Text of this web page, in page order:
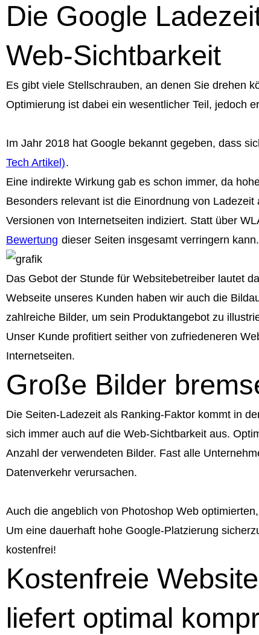
Die Google
Web-Sichtbarkeit
Es gibt viele Stellschrauben, an denen Sie drehen
Optimierung ist dabei ein wesentlicher Teil, jedoch
Im Jahr 2018 hat Google bekannt gegeben, dass
Tech Artikel).
Eine indirekte Wirkung gab es schon immer, da
Besonders relevant ist die Einordnung von
Versionen von Internetseiten indiziert. Statt über
Bewertung dieser Seiten insgesamt verringern kann.
Das Gebot der Stunde für Websitebetreiber lautet
Webseite unseres Kunden haben wir auch die
zahlreiche Bilder, um sein Produktangebot zu
Unser Kunde profitiert seither von zufriedeneren
Internetseiten.
Große Bilder
Die Seiten-Ladezeit als Ranking-Faktor kommt in
sich immer auch auf die Web-Sichtbarkeit aus.
Anzahl der verwendeten Bilder. Fast alle
Datenverkehr verursachen.
Auch die angeblich von Photoshop Web
Um eine dauerhaft hohe Google-Platzierung
kostenfrei!
Kostenfreie
liefert optimal